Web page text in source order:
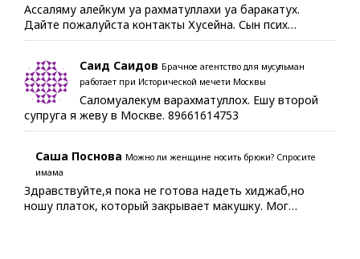
Ассаляму алейкум уа рахматуллахи уа баракатух.
Дайте пожалуйста контакты Хусейна. Сын псих…
Саид Саидов Брачное агентство для мусульман
работает при Исторической мечети Москвы
Саломуалекум варахматуллох. Ешу второй
супруга я жеву в Москве. 89661614753
Саша Поснова Можно ли женщине носить брюки? Спросите
имама
Здравствуйте,я пока не готова надеть хиджаб,но
ношу платок, который закрывает макушку. Мог…